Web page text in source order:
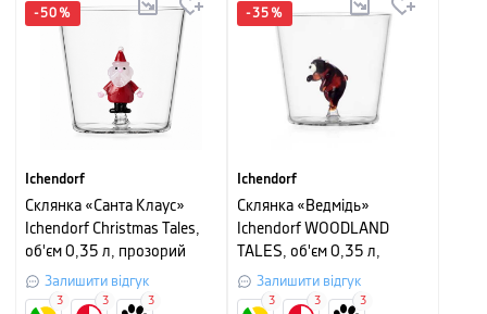
-50 %
Ichendorf
Склянка «Санта Клаус»
Ichendorf Christmas Tales,
об'єм 0,35 л, прозорий
Залишити відгук
3 3 3
-35 %
Ichendorf
Склянка «Ведмідь»
Ichendorf WOODLAND
TALES, об'єм 0,35 л,
прозорий
Залишити відгук
3 3 3